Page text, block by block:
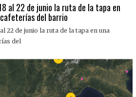
al 22 de junio la ruta de la tapa en
del barrio
22 de junio la ruta de la tapa en una
del